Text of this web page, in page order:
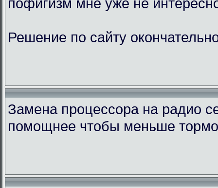
Решение по сайту
Замена процессора на радио
помощнее чтобы меньше